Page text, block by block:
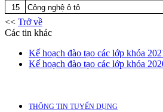
15
Công nghệ ô tô
<< Trở về
Các tin khác
Kế hoạch đào tạo các lớp khóa
Kế hoạch đào tạo các lớp khóa
THÔNG TIN TUYỂN DỤNG